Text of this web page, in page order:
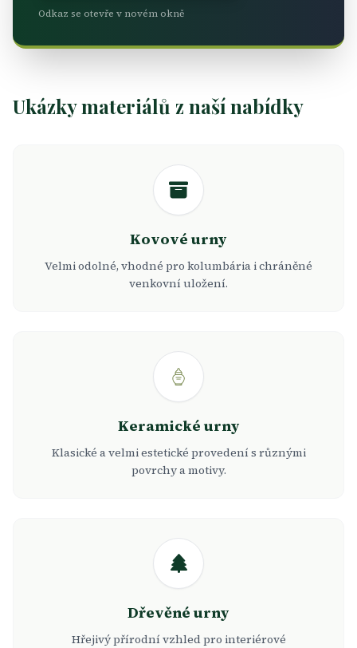
Odkaz se otevře v novém okně
Ukázky materiálů z naší nabídky
Kovové urny
Velmi odolné, vhodné pro kolumbária i chráněné
venkovní uložení.
Keramické urny
Klasické a velmi estetické provedení s různými
povrchy a motivy.
Dřevěné urny
Hřejivý přírodní vzhled pro interiérové